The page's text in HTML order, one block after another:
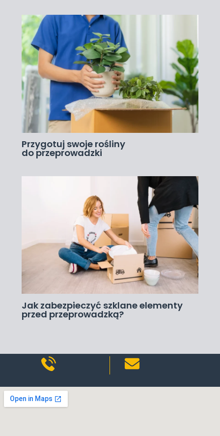
Przygotuj swoje rośliny
do przeprowadzki
Jak zabezpieczyć szklane elementy
przed przeprowadzką?